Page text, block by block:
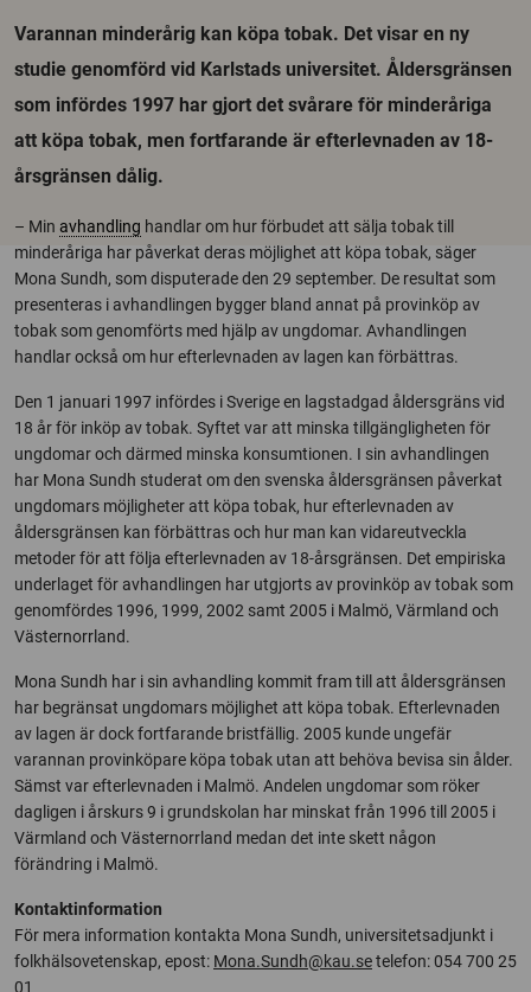
Varannan minderårig kan köpa tobak. Det visar en ny
studie genomförd vid Karlstads universitet. Åldersgränsen
som infördes 1997 har gjort det svårare för minderåriga
att köpa tobak, men fortfarande är efterlevnaden av 18-
årsgränsen dålig.
– Min avhandling handlar om hur förbudet att sälja tobak till
minderåriga har påverkat deras möjlighet att köpa tobak, säger
Mona Sundh, som disputerade den 29 september. De resultat som
presenteras i avhandlingen bygger bland annat på provinköp av
tobak som genomförts med hjälp av ungdomar. Avhandlingen
handlar också om hur efterlevnaden av lagen kan förbättras.
Den 1 januari 1997 infördes i Sverige en lagstadgad åldersgräns vid
18 år för inköp av tobak. Syftet var att minska tillgängligheten för
ungdomar och därmed minska konsumtionen. I sin avhandlingen
har Mona Sundh studerat om den svenska åldersgränsen påverkat
ungdomars möjligheter att köpa tobak, hur efterlevnaden av
åldersgränsen kan förbättras och hur man kan vidareutveckla
metoder för att följa efterlevnaden av 18-årsgränsen. Det empiriska
underlaget för avhandlingen har utgjorts av provinköp av tobak som
genomfördes 1996, 1999, 2002 samt 2005 i Malmö, Värmland och
Västernorrland.
Mona Sundh har i sin avhandling kommit fram till att åldersgränsen
har begränsat ungdomars möjlighet att köpa tobak. Efterlevnaden
av lagen är dock fortfarande bristfällig. 2005 kunde ungefär
varannan provinköpare köpa tobak utan att behöva bevisa sin ålder.
Sämst var efterlevnaden i Malmö. Andelen ungdomar som röker
dagligen i årskurs 9 i grundskolan har minskat från 1996 till 2005 i
Värmland och Västernorrland medan det inte skett någon
förändring i Malmö.
Kontaktinformation
För mera information kontakta Mona Sundh, universitetsadjunkt i
folkhälsovetenskap, epost: Mona.Sundh@kau.setelefon: 054 700 25
01